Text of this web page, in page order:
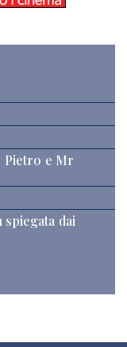
Pietro e Mr
dai